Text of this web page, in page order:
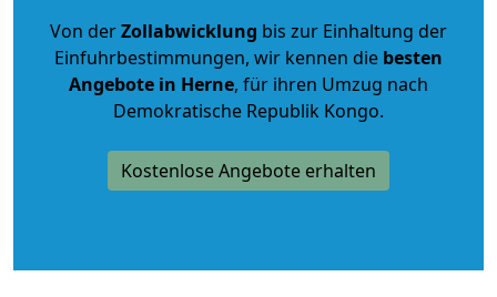
Von derZollabwicklung bis zur Einhaltung der
Einfuhrbestimmungen, wir kennen die besten
Angebote in Herne, für ihren Umzug nach
Demokratische Republik Kongo.
Kostenlose Angebote erhalten